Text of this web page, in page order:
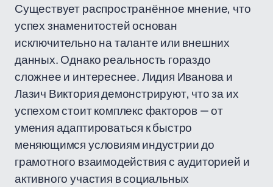
Существует распространённое мнение, что
успех знаменитостей основан
исключительно на таланте или внешних
данных. Однако реальность гораздо
сложнее и интереснее. Лидия Иванова и
Лазич Виктория демонстрируют, что за их
успехом стоит комплекс факторов — от
умения адаптироваться к быстро
меняющимся условиям индустрии до
грамотного взаимодействия с аудиторией и
активного участия в социальных